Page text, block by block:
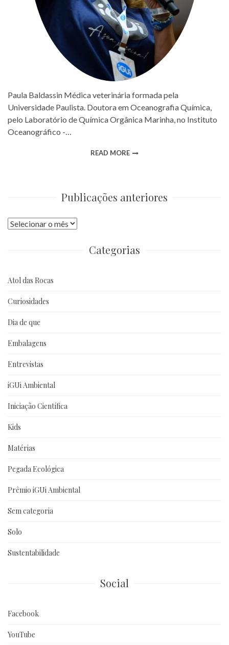
Paula Baldassin Médica veterinária formada pela
Universidade Paulista. Doutora em Oceanografia Química,
pelo Laboratório de Química Orgânica Marinha, no Instituto
Oceanográfico -…
READ MORE
Publicações anteriores
Publicações
Categorias
Atol das Rocas
Curiosidades
Dia de que
Embalagens
Entrevistas
iGUi Ambiental
Iniciação Científica
Kids
Matérias
Pegada Ecológica
Prêmio iGUi Ambiental
Sem categoria
Solo
Sustentabilidade
Social
Facebook
YouTube